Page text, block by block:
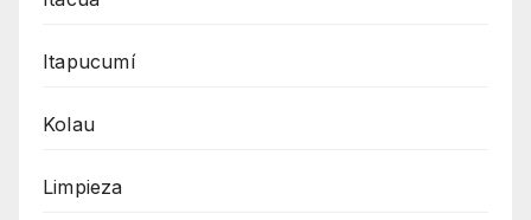
Itapucumí
Kolau
Limpieza